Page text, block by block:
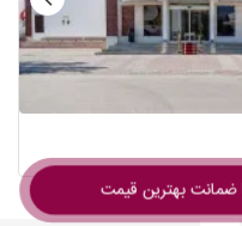
ضمانت بهترین قیمت